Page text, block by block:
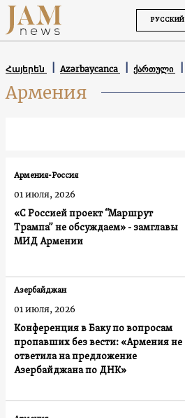
РУССКИЙ
Հայերեն Azərbaycanca ქართული
Армения
«С Россией проект “Маршрут
Трампа” не обсуждаем» - замглавы
МИД Армении
Армения-Россия
01 июля, 2026
Конференция в Баку по вопросам
пропавших без вести: «Армения не
ответила на предложение
Азербайджана по ДНК»
Азербайджан
01 июля, 2026